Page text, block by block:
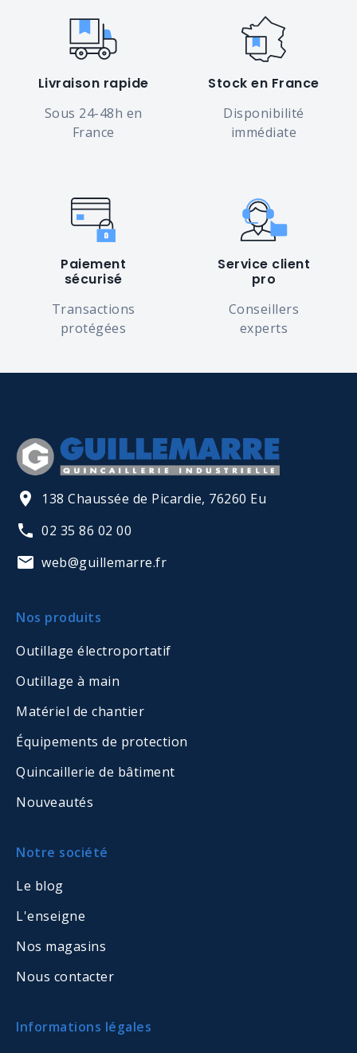
pièces
Livraison rapide
Sous 24-48h en
France
Stock en France
Disponibilité
immédiate
Paiement
sécurisé
Transactions
protégées
Service client
pro
Conseillers
experts
138 Chaussée de Picardie, 76260 Eu
02 35 86 02 00
web@guillemarre.fr
Nos produits
Outillage électroportatif
Outillage à main
Matériel de chantier
Équipements de protection
Quincaillerie de bâtiment
Nouveautés
Notre société
Le blog
L'enseigne
Nos magasins
Nous contacter
Informations légales